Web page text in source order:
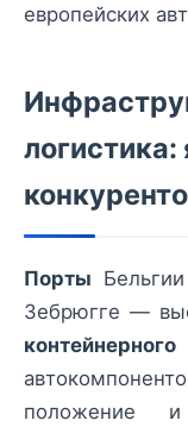
европейских
логистика:
Порты
Зебрюгге —
контейнерного
положение и